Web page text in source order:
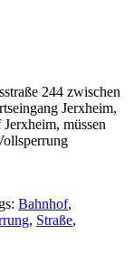
244 zwischen
Jerxheim,
müssen
Bahnhof,
, Straße,